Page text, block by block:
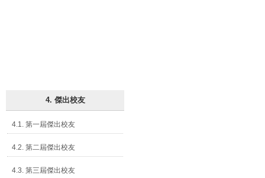
4. 傑出校友
4.1. 第一屆傑出校友
4.2. 第二屆傑出校友
4.3. 第三屆傑出校友